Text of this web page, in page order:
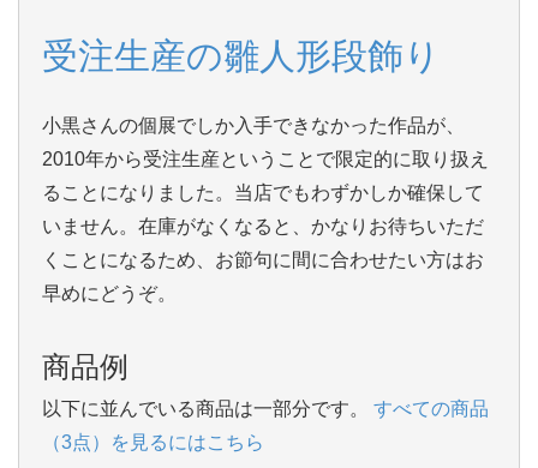
受注生産の雛人形段飾り
小黒さんの個展でしか入手できなかった作品が、
2010年から受注生産ということで限定的に取り扱え
ることになりました。当店でもわずかしか確保して
いません。在庫がなくなると、かなりお待ちいただ
くことになるため、お節句に間に合わせたい方はお
早めにどうぞ。
商品例
以下に並んでいる商品は一部分です。
すべての商品
（3点）を見るにはこちら